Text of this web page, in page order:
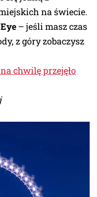
na świecie.
– jeśli masz czas
z góry zobaczysz
chwilę przejęło